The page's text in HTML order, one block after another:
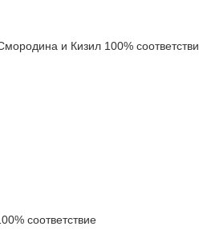
и Кизил 100%
соответствие